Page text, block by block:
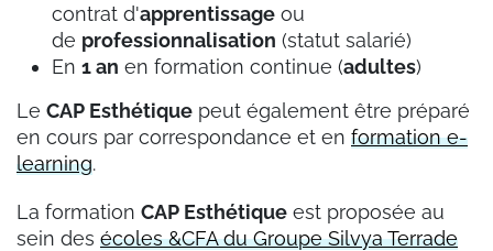
contrat d'apprentissage ou
de professionnalisation (statut salarié)
En 1 an en formation continue (adultes)
Le CAP Esthétique peut également être préparé
en cours par correspondance et en formation e-
learning.
La formation CAP Esthétique est proposée au
sein des écoles &CFA du Groupe Silvya Terrade